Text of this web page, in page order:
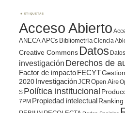
ETIQUETAS
Acceso Abierto
ANECA APCs BibliometríaCiencia
Creative Commons Datos
investigación Derechos de
Factor de impacto FECYT
2020 InvestigaciónJCROpen Aire
S Política institucional
7PM Propiedad intelectual